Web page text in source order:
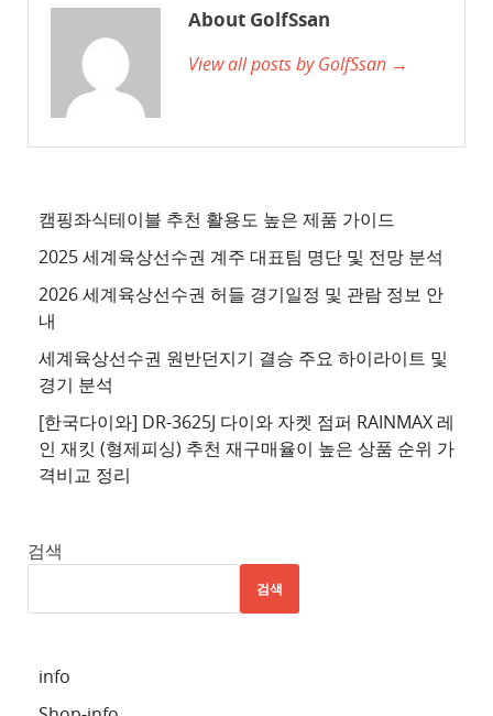
이
트
추
사
이
트
사
이
추
About GolfSsan
View all posts by GolfSsan →
캠핑좌식테이블 추천 활용도 높은 제품 가이드
2025 세계육상선수권 계주 대표팀 명단 및 전망 분석
2026 세계육상선수권 허들 경기일정 및 관람 정보 안
내
세계육상선수권 원반던지기 결승 주요 하이라이트 및
경기 분석
[한국다이와] DR-3625J 다이와 자켓 점퍼 RAINMAX 레
인 재킷 (형제피싱) 추천 재구매율이 높은 상품 순위 가
격비교 정리
검색
검색
info